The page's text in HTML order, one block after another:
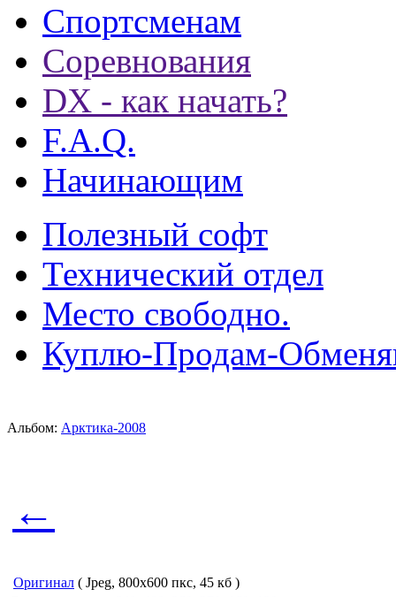
Спортсменам
Соревнования
DX - как начать?
F.A.Q.
Начинающим
Полезный софт
Технический отдел
Место свободно.
Куплю-Продам-
Альбом: Арктика-2008
←
Оригинал ( Jpeg, 800x600 пкс, 45 кб )